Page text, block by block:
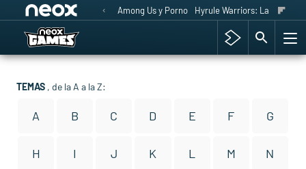
Among Us y Porno Hyrule Warriors: La Era del
TEMAS , de la A a la Z:
A B C D E F G
H I J K L M N